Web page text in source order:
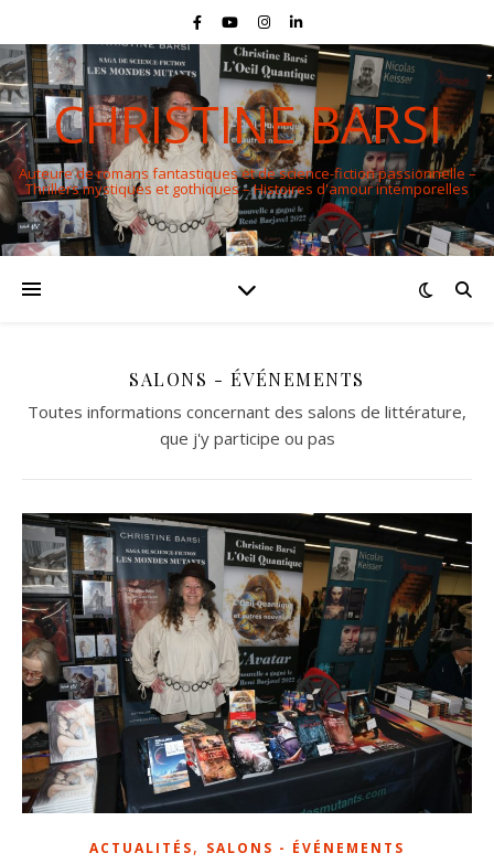
CHRISTINE BARSI
Auteure de romans fantastiques et de science-fiction passionnelle –
Thrillers mystiques et gothiques – Histoires d'amour intemporelles
SALONS - ÉVÉNEMENTS
Toutes informations concernant des salons de littérature,
que j'y participe ou pas
ACTUALITÉS, SALONS - ÉVÉNEMENTS